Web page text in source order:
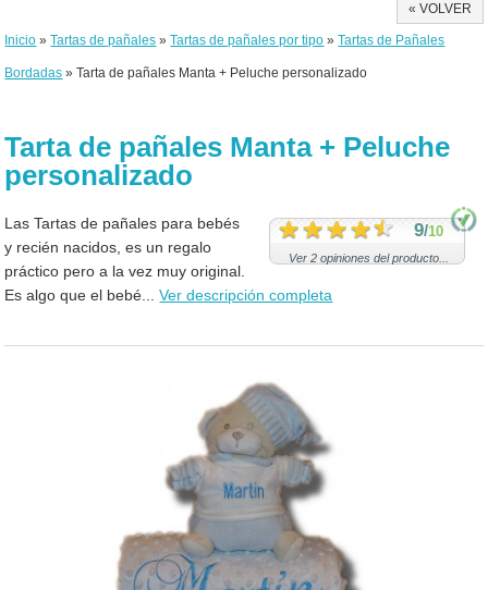
« VOLVER
Inicio »Tartas de pañales »Tartas de pañales por tipo »Tartas de Pañales
Bordadas » Tarta de pañales Manta + Peluche personalizado
Tarta de pañales Manta + Peluche
personalizado
9/10
Ver 2 opiniones del producto...
Las Tartas de pañales para bebés
y recién nacidos, es un regalo
práctico pero a la vez muy original.
Es algo que el bebé...
Ver descripción completa